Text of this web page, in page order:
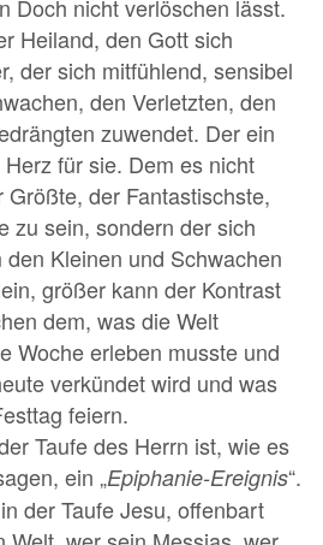
Doch nicht verlöschen lässt.
Heiland, den Gott sich
der sich mitfühlend, sensibel
den Verletzten, den
zuwendet. Der ein
für sie. Dem es nicht
Größte, der Fantastischste,
zu sein, sondern der sich
Kleinen und Schwachen
größer kann der Kontrast
dem, was die Welt
Woche erleben musste und
verkündet wird und was
feiern.
Taufe des Herrn ist, wie es
ein „Epiphanie-Ereignis“.
der Taufe Jesu, offenbart